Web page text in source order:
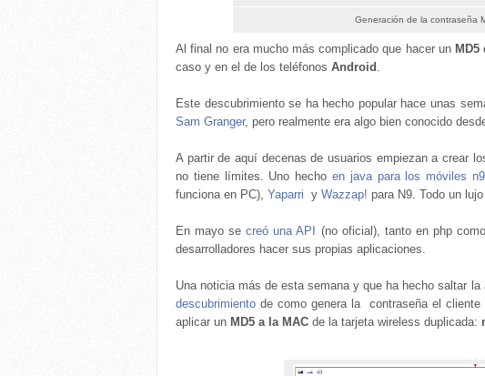
Generación de la contraseña
Al final no era mucho más complicado que hacer un MD5
caso y en el de los teléfonos Android
Este descubrimiento se ha hecho popular hace unas
Sam Granger, pero realmente era algo bien conocido
A partir de aquí decenas de usuarios empiezan a crear
no tiene límites. Uno hecho en java para los móviles
funciona en PC), Yaparri y Wazzap! para N9. Todo un
En mayo secreó una API (no oficial), tanto en php
desarrolladores hacer sus propias aplicaciones.
Una noticia más de esta semana y que ha hecho saltar
descubrimiento de como genera la contraseña el
aplicar un MD5 a la MAC de la tarjeta wireless duplicada: